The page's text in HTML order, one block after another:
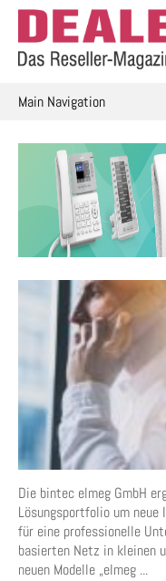
Skip
content
Main Navigation
Die bintec elmeg GmbH
Lösungsportfolio um neue
für eine professionelle
basierten Netz in kleinen
neuen Modelle „elmeg ...